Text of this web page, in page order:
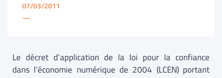
07/03/2011
—
Le décret d’application de la loi pour la confiance
dans l’économie numérique de 2004 (LCEN) portant